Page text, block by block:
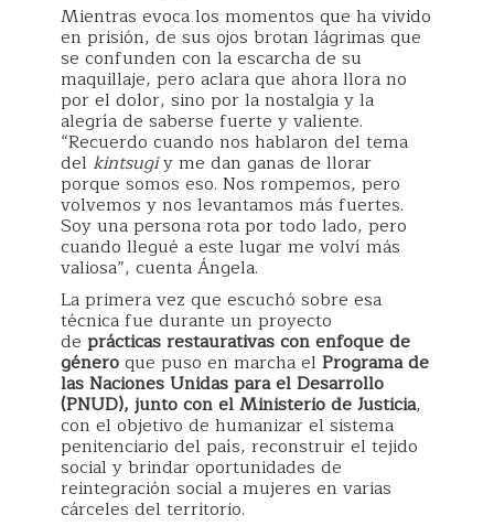
Mientras evoca los momentos que ha vivido
en prisión, de sus ojos brotan lágrimas que
se confunden con la escarcha de su
maquillaje, pero aclara que ahora llora no
por el dolor, sino por la nostalgia y la
alegría de saberse fuerte y valiente.
“Recuerdo cuando nos hablaron del tema
del kintsugiy me dan ganas de llorar
porque somos eso. Nos rompemos, pero
volvemos y nos levantamos más fuertes.
Soy una persona rota por todo lado, pero
cuando llegué a este lugar me volví más
valiosa”, cuenta Ángela.
La primera vez que escuchó sobre esa
técnica fue durante un proyecto
de prácticas restaurativas con enfoque de
géneroque puso en marcha el Programa de
las Naciones Unidas para el Desarrollo
(PNUD), junto con el Ministerio de Justicia,
con el objetivo de humanizar el sistema
penitenciario del país, reconstruir el tejido
social y brindar oportunidades de
reintegración social a mujeres en varias
cárceles del territorio.